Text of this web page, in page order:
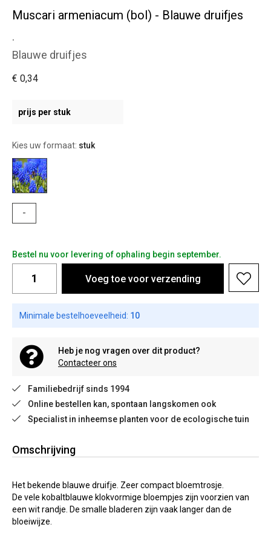
Muscari armeniacum (bol) - Blauwe druifjes
.
Blauwe druifjes
€ 0,34
prijs per stuk
Kies uw formaat: stuk
-
Bestel nu voor levering of ophaling begin september.
Voeg toe voor verzending
Minimale bestelhoeveelheid: 10
Heb je nog vragen over dit product?
Contacteer ons
Familiebedrijf sinds 1994
Online bestellen kan, spontaan langskomen ook
Specialist in inheemse planten voor de ecologische tuin
Omschrijving
Het bekende blauwe druifje. Zeer compact bloemtrosje.
De vele kobaltblauwe klokvormige bloempjes zijn voorzien van
een wit randje. De smalle bladeren zijn vaak langer dan de
bloeiwijze.